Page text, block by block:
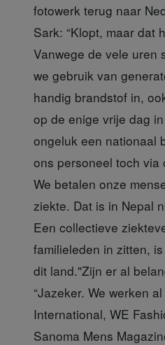
fotowerk terug naar
Sark: “Klopt, maar dat
Vanwege de vele uren
we gebruik van
handig brandstof in,
op de enige vrije dag
ongeluk een nationaal
ons personeel toch via
We betalen onze
ziekte. Dat is in Nepal
Een collectieve
familieleden in zitten,
dit land."Zijn er al
“Jazeker. We werken
International, WE
Sanoma Mens